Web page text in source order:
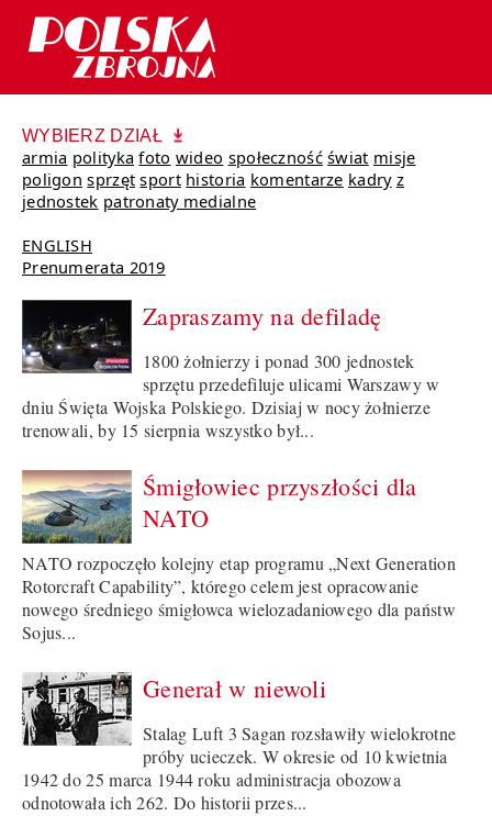
WYBIERZ DZIAŁ
armia polityka foto wideo społeczność świat misje
poligon sprzęt sport historia komentarze kadry z
jednostek patronaty medialne
ENGLISH
Prenumerata 2019
Zapraszamy na defiladę
1800 żołnierzy i ponad 300 jednostek
sprzętu przedefiluje ulicami Warszawy w
dniu Święta Wojska Polskiego. Dzisiaj w nocy żołnierze
trenowali, by 15 sierpnia wszystko był...
Śmigłowiec przyszłości dla
NATO
NATO rozpoczęło kolejny etap programu „Next Generation
Rotorcraft Capability”, którego celem jest opracowanie
nowego średniego śmigłowca wielozadaniowego dla państw
Sojus...
Generał w niewoli
Stalag Luft 3 Sagan rozsławiły wielokrotne
próby ucieczek. W okresie od 10 kwietnia
1942 do 25 marca 1944 roku administracja obozowa
odnotowała ich 262. Do historii przes...